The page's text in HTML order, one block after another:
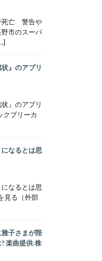
死亡 警告や
市のスーパ
』のアプリ
』のアプリ
クブリーカ
なるとは思
なるとは思
見る（外部
雅子さまが陛
楽曲提供:株